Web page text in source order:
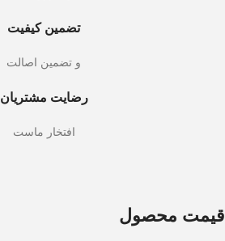
تضمین کیفیت
و تضمین اصالت
رضایت مشتریان
افتخار ماست
قیمت محصول